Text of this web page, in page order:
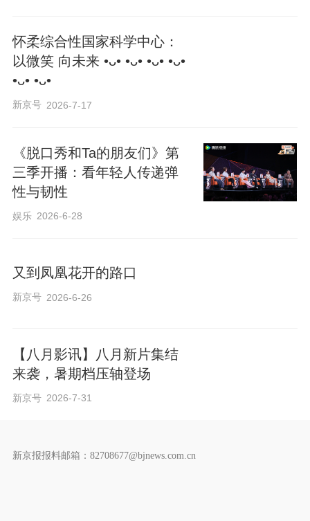
娃娃”，会看到一堆封面打着“仅作展示”“仅
供成人”的产品页面。但你见过这些玩偶的
测评视频吗？
仿生人形机器人如果只是更好的性爱玩
偶，那么它同样会面临这个困境。但问题
是，它不只是性爱玩偶。它可以帮你做
甚至替你跑腿取快递。这些功能是“正经
的”、可以上评测的。而性功能，会成为那
怀柔综合性国家科学中心：
以微笑 向未来 •ᴗ• •ᴗ• •ᴗ• •ᴗ•
•ᴗ• •ᴗ•
新京号 2026-7-17
《脱口秀和Ta的朋友们》第
三季开播：看年轻人传递弹
性与韧性
娱乐 2026-6-28
又到凤凰花开的路口
新京号 2026-6-26
【八月影讯】八月新片集结
来袭，暑期档压轴登场
新京号 2026-7-31
新京报报料邮箱：82708677@bjnews.com.cn